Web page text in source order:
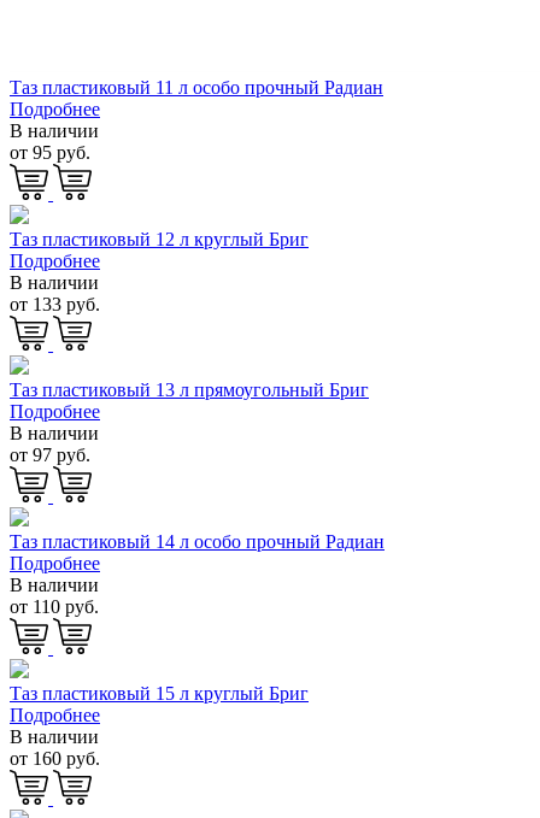
Таз пластиковый 11 л особо прочный Радиан
Подробнее
В наличии
от 95 руб.
Таз пластиковый 12 л круглый Бриг
Подробнее
В наличии
от 133 руб.
Таз пластиковый 13 л прямоугольный Бриг
Подробнее
В наличии
от 97 руб.
Таз пластиковый 14 л особо прочный Радиан
Подробнее
В наличии
от 110 руб.
Таз пластиковый 15 л круглый Бриг
Подробнее
В наличии
от 160 руб.